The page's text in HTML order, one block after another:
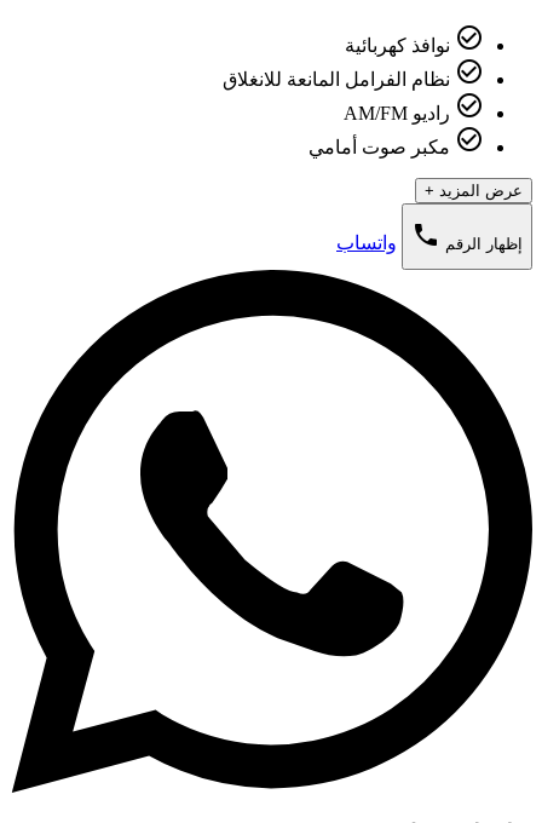
check_circle_outline نوافذ كهربائية
check_circle_outline نظام الفرامل المانعة للانغلاق
check_circle_outline راديو AM/FM
check_circle_outline مكبر صوت أمامي
عرض المزيد +
إظهار الرقم phone واتساب